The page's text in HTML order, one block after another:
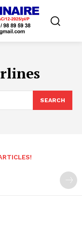
SEARCH